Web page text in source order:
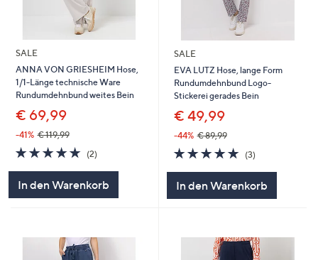
SALE
ANNA VON GRIESHEIM Hose,
1/1-Länge technische Ware
Rundumdehnbund weites Bein
€ 69,99
-41% € 119,99
5.0
von
(2)2
In den Warenkorb
SALE
EVA LUTZ Hose, lange Form
Rundumdehnbund Logo-
Stickerei gerades Bein
€ 49,99
-44% € 89,99
5.0
von
(3)3
In den Warenkorb